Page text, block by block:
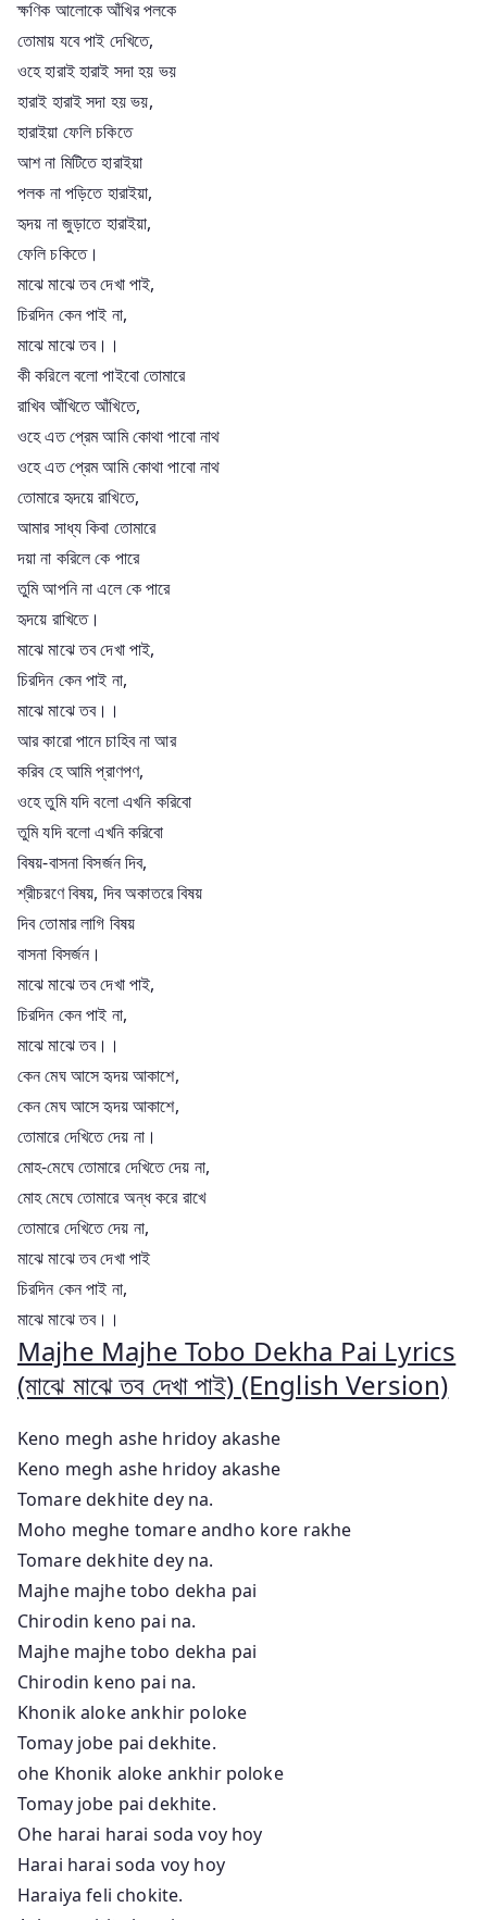
ক্ষণিক আলোকে আঁখির পলকে
তোমায় যবে পাই দেখিতে,
ওহে হারাই হারাই সদা হয় ভয়
হারাই হারাই সদা হয় ভয়,
হারাইয়া ফেলি চকিতে
আশ না মিটিতে হারাইয়া
পলক না পড়িতে হারাইয়া,
হৃদয় না জুড়াতে হারাইয়া,
ফেলি চকিতে।
মাঝে মাঝে তব দেখা পাই,
চিরদিন কেন পাই না,
মাঝে মাঝে তব।।
কী করিলে বলো পাইবো তোমারে
রাখিব আঁখিতে আঁখিতে,
ওহে এত প্রেম আমি কোথা পাবো নাথ
ওহে এত প্রেম আমি কোথা পাবো নাথ
তোমারে হৃদয়ে রাখিতে,
আমার সাধ্য কিবা তোমারে
দয়া না করিলে কে পারে
তুমি আপনি না এলে কে পারে
হৃদয়ে রাখিতে।
মাঝে মাঝে তব দেখা পাই,
চিরদিন কেন পাই না,
মাঝে মাঝে তব।।
আর কারো পানে চাহিব না আর
করিব হে আমি প্রাণপণ,
ওহে তুমি যদি বলো এখনি করিবো
তুমি যদি বলো এখনি করিবো
বিষয়-বাসনা বিসর্জন দিব,
শ্রীচরণে বিষয়, দিব অকাতরে বিষয়
দিব তোমার লাগি বিষয়
বাসনা বিসর্জন।
মাঝে মাঝে তব দেখা পাই,
চিরদিন কেন পাই না,
মাঝে মাঝে তব।।
কেন মেঘ আসে হৃদয় আকাশে,
কেন মেঘ আসে হৃদয় আকাশে,
তোমারে দেখিতে দেয় না।
মোহ-মেঘে তোমারে দেখিতে দেয় না,
মোহ মেঘে তোমারে অন্ধ করে রাখে
তোমারে দেখিতে দেয় না,
মাঝে মাঝে তব দেখা পাই
চিরদিন কেন পাই না,
মাঝে মাঝে তব।।
Majhe Majhe Tobo Dekha Pai Lyrics
(মাঝে মাঝে তব দেখা পাই) (English Version)
Keno megh ashe hridoy akashe
Keno megh ashe hridoy akashe
Tomare dekhite dey na.
Moho meghe tomare andho kore rakhe
Tomare dekhite dey na.
Majhe majhe tobo dekha pai
Chirodin keno pai na.
Majhe majhe tobo dekha pai
Chirodin keno pai na.
Khonik aloke ankhir poloke
Tomay jobe pai dekhite.
ohe Khonik aloke ankhir poloke
Tomay jobe pai dekhite.
Ohe harai harai soda voy hoy
Harai harai soda voy hoy
Haraiya feli chokite.